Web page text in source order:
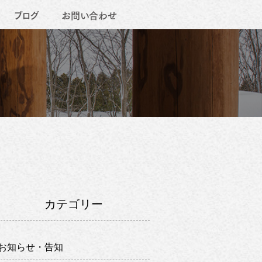
ブログ お問い合わせ
カテゴリー
知らせ・告知